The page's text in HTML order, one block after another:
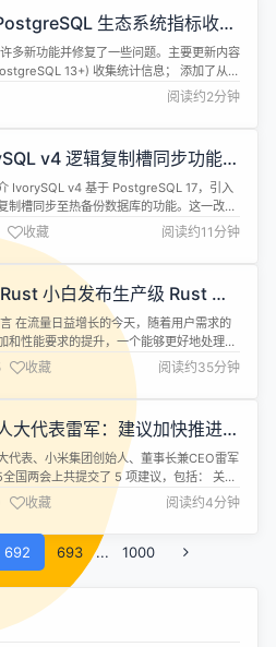
得到改进。 新的Canonical CLA流...
生态系统指标收集
多新功能并修复了一些问题。主要更新内容
13+) 收集统计信息； 添加了从
统计信息； 增加了对 PostgreSQL 18 的
metric...
阅读约2分钟
v4 逻辑复制槽同步功能解
可用场景下的数据连续性保障
IvorySQL v4 基于 PostgreSQL 17，引入
制槽同步至热备份数据库的功能。这一改进
了旧版本中主数据库与备份数据库切换后逻
断的问题。对于那些追求数据高可用性和业
的数据库来说，这无疑是一个重大的利好消
仅提升了系统的整体稳定性，还确保了在故
，数据复制过程能够无缝继续，从而最大程
了业...
收藏 阅读约11分钟
小白发布生产级 Rust 应
阶之路
在流量日益增长的今天，随着用户需求的
和性能要求的提升，一个能够更好地处理高
延迟和资源有效利用的计算层是十分重要
在过去我们平台使用Java开发的计算层提供
服务支撑，但面对日益增长的流量和低延迟
Java不可避免地开始显现局限性： 垃圾回
的自动内存管理依赖于垃圾回收机制，而
虽然简化了开发工作...
收藏 阅读约35分钟
大代表雷军：建议加快推进人
终端产业高质量发展
代表、小米集团创始人、董事长兼CEO雷军
国两会上共提交了 5 项建议，包括： 关于
自动驾驶量产的建议 关于发展智能网联新能
业生态的建议 关于加快推进人工智能终端产
发展的建议 关于优化新能源汽车号牌设计的
加强“AI换脸拟声”违法侵权重灾区治理的建
，围绕加快推进人工智能终端产业高质量发
建议： ...
收藏 阅读约4分钟
692 693 ... 1000